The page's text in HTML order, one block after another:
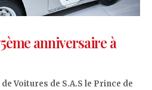
anniversaire à
Voitures de S.A.S le Prince de